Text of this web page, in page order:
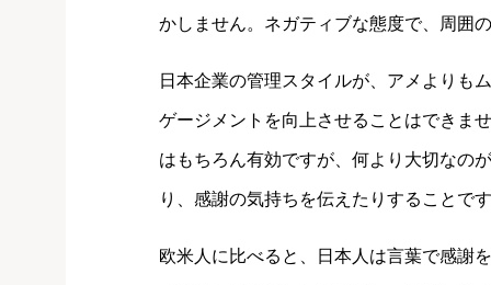
かしません。ネガティブな態度で、周囲
日本企業の管理スタイルが、アメよりも
ゲージメントを向上させることはできま
はもちろん有効ですが、何より大切なの
り、感謝の気持ちを伝えたりすることで
欧米人に比べると、日本人は言葉で感謝